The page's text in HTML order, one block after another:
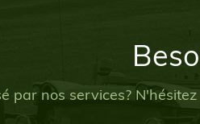
par nos services?